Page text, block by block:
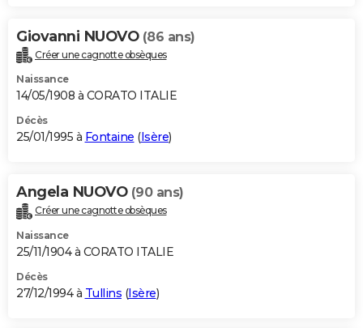
Giovanni NUOVO (86 ans)
Créer une cagnotte obsèques
Naissance
14/05/1908 à CORATO ITALIE
Décès
25/01/1995 à Fontaine (Isère)
Angela NUOVO (90 ans)
Créer une cagnotte obsèques
Naissance
25/11/1904 à CORATO ITALIE
Décès
27/12/1994 à Tullins (Isère)